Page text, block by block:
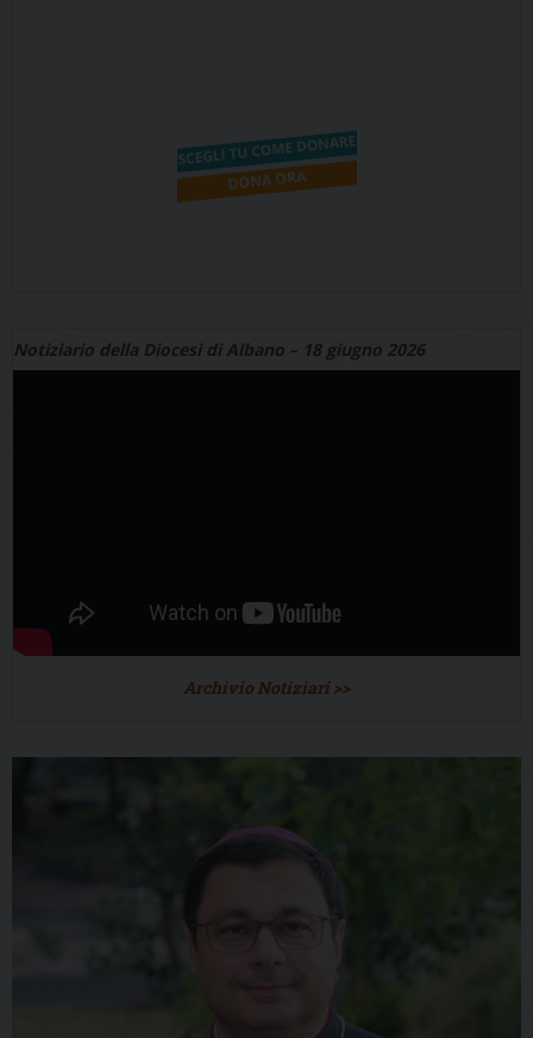
Notiziario della Diocesi di Albano – 18 giugno 2026
Archivio Notiziari >>